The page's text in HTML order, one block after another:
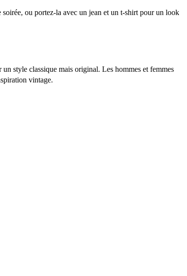
ou portez-la avec un jean et un t-shirt pour un look
style classique mais original. Les hommes et femmes
vintage.